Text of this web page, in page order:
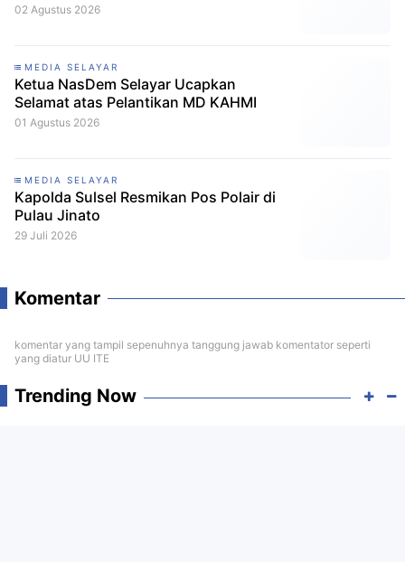
02 Agustus 2026
MEDIA SELAYAR
Ketua NasDem Selayar Ucapkan
Selamat atas Pelantikan MD KAHMI
01 Agustus 2026
MEDIA SELAYAR
Kapolda Sulsel Resmikan Pos Polair di
Pulau Jinato
29 Juli 2026
Komentar
komentar yang tampil sepenuhnya tanggung jawab komentator seperti
yang diatur UU ITE
Trending Now